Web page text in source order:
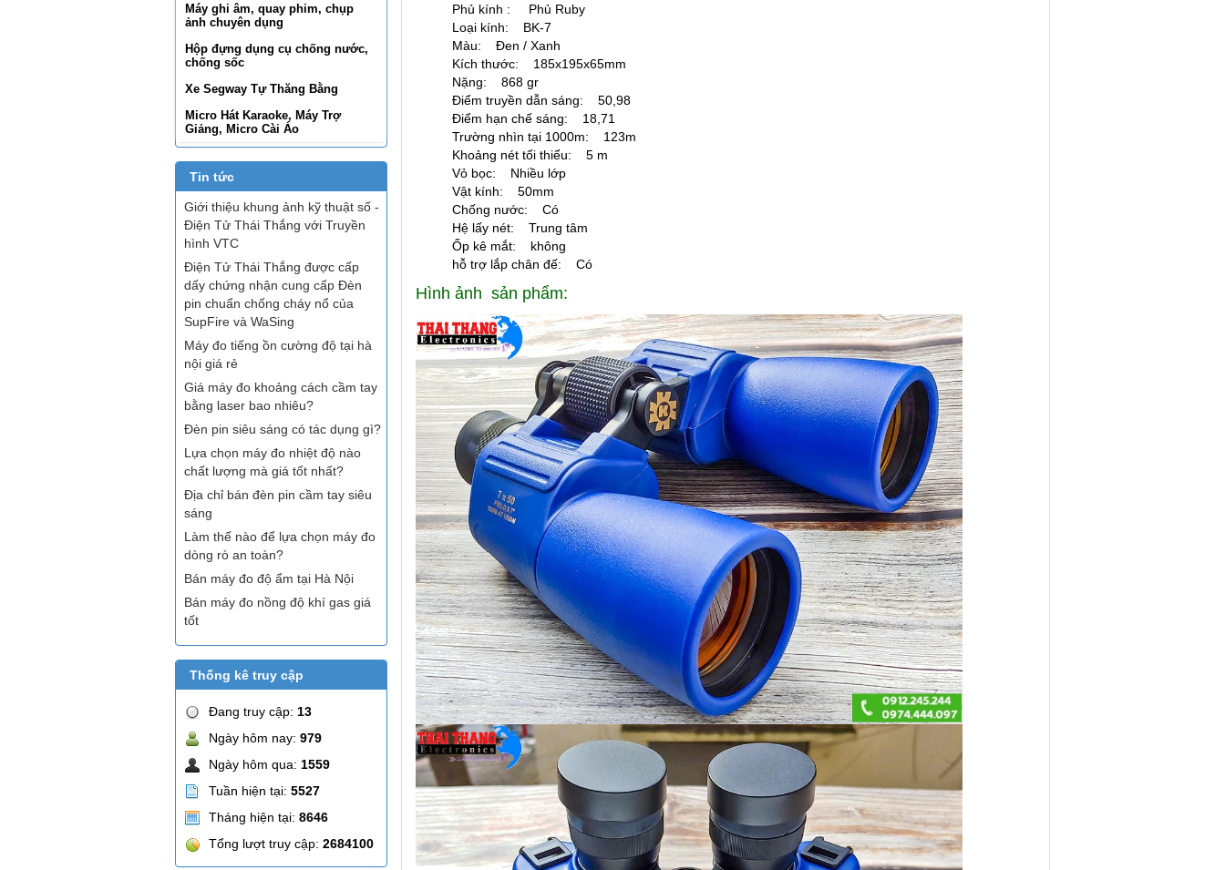
Máy ghi âm, quay phim, chụp
ảnh chuyên dụng
Hộp đựng dụng cụ chống nước,
chống sốc
Xe Segway Tự Thăng Bằng
Micro Hát Karaoke, Máy Trợ
Giảng, Micro Cài Áo
Tin tức
Giới thiệu khung ảnh kỹ thuật số -
Điện Tử Thái Thắng với Truyền
hình VTC
Điện Tử Thái Thắng được cấp
dấy chứng nhận cung cấp Đèn
pin chuẩn chống cháy nổ của
SupFire và WaSing
Máy đo tiếng ồn cường độ tại hà
nội giá rẻ
Giá máy đo khoảng cách cầm tay
bằng laser bao nhiêu?
Đèn pin siêu sáng có tác dụng gì?
Lựa chọn máy đo nhiệt độ nào
chất lượng mà giá tốt nhất?
Địa chỉ bán đèn pin cầm tay siêu
sáng
Làm thế nào để lựa chọn máy đo
dòng rò an toàn?
Bán máy đo độ ẩm tại Hà Nội
Bán máy đo nồng độ khí gas giá
tốt
Thống kê truy cập
Đang truy cập: 13
Ngày hôm nay: 979
Ngày hôm qua: 1559
Tuần hiện tại: 5527
Tháng hiện tại: 8646
Tổng lượt truy cập: 2684100
Phủ kính : Phủ Ruby
Loại kính: BK-7
Màu: Đen / Xanh
Kích thước: 185x195x65mm
Nặng: 868 gr
Điểm truyền dẫn sáng: 50,98
Điểm hạn chế sáng: 18,71
Trường nhìn tại 1000m: 123m
Khoảng nét tối thiểu: 5 m
Vỏ bọc: Nhiều lớp
Vật kính: 50mm
Chống nước: Có
Hệ lấy nét: Trung tâm
Ốp kê mắt: không
hỗ trợ lắp chân đế: Có
Hình ảnh sản phẩm: